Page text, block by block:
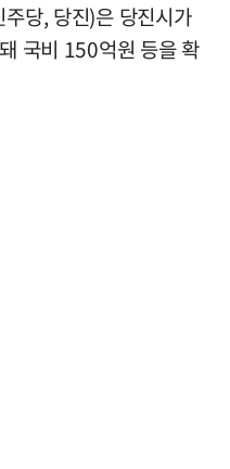
당, 당진)은 당진시가
국비 150억원 등을 확